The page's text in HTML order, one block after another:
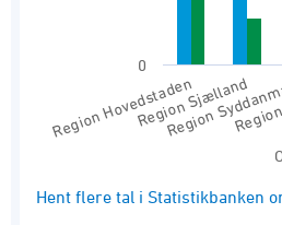
Region HovedstadenRegion Sjælland
Region
0
End of interactive chart.
Hent flere tal i Statistikbanken